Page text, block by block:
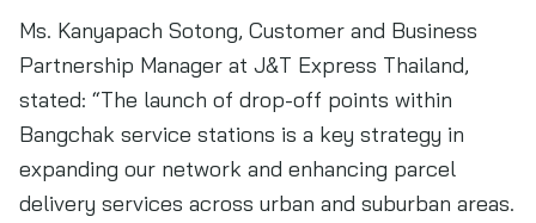
Ms. Kanyapach Sotong, Customer and Business
Partnership Manager at J&T Express Thailand,
stated: “The launch of drop-off points within
Bangchak service stations is a key strategy in
expanding our network and enhancing parcel
delivery services across urban and suburban areas.